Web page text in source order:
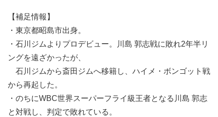
【補足情報】
・東京都昭島市出身。
・石川ジムよりプロデビュー。川島 郭志戦に敗れ2年半リ
ングを遠ざかったが、
石川ジムから斎田ジムへ移籍し、ハイメ・ボンゴット戦
から再起した。
・のちにWBC世界スーパーフライ級王者となる川島 郭志
と対戦し、判定で敗れている。